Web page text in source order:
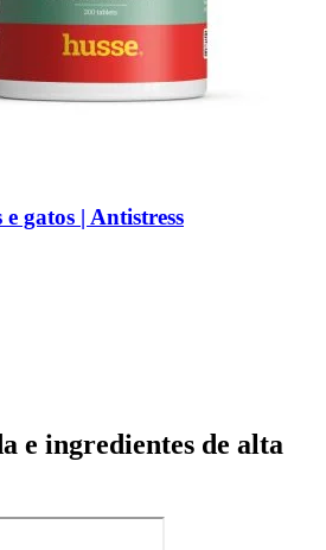
gatos | Antistress
e ingredientes de alta